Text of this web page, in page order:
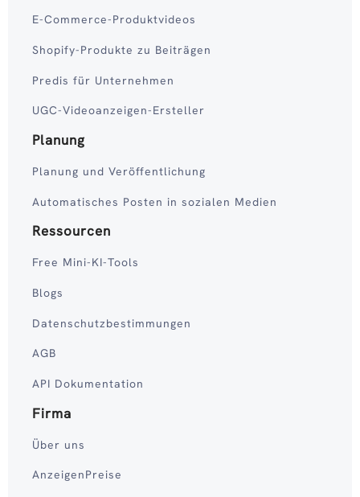
E-Commerce-Produktvideos
Shopify-Produkte zu Beiträgen
Predis für Unternehmen
UGC-Videoanzeigen-Ersteller
Planung
Planung und Veröffentlichung
Automatisches Posten in sozialen Medien
Ressourcen
Free Mini-KI-Tools
Blogs
Datenschutzbestimmungen
AGB
API Dokumentation
Firma
Über uns
AnzeigenPreise